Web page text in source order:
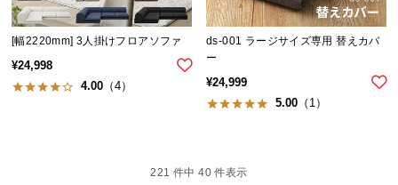
[幅2220mm] 3人掛けフロアソファ
¥24,998
4.00 （4）
ds-001 ラージサイズ専用 替えカバ
ー
¥24,999
5.00 （1）
221 件中 40 件表示